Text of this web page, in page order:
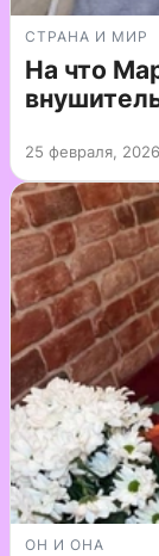
СТРАНА И МИР
На что
25 февраля,
ОН И ОНА